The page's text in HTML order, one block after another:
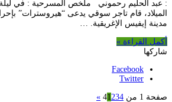
الميلاد، قام تاجر سوقي يدعى “هيروسترات”
مدينة إيفيس الإغريقية. …
أكمل القراءة »
شاركها
Facebook
Twitter
صفحة 1 من 4 1234
»